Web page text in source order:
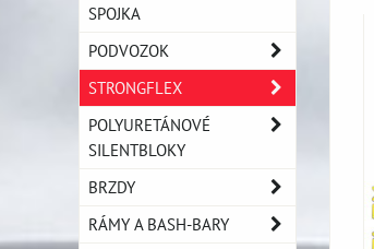
SPOJKA
PODVOZOK
STRONGFLEX
POLYURETÁNOVÉ
SILENTBLOKY
BRZDY
RÁMY A BASH-BARY